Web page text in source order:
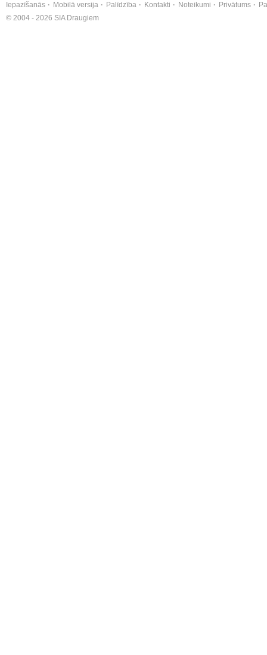
Iepazīšanās Mobilā versija Palīdzība Kontakti Noteikumi Privātums
© 2004 - 2026 SIA Draugiem